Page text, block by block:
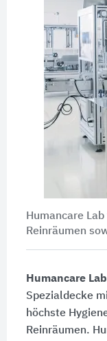
Humancare
Reinräumen
Humancare Lab
Spezialdecke
höchste
Reinräumen.